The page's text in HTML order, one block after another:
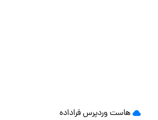
هاست وردپرسفراداده